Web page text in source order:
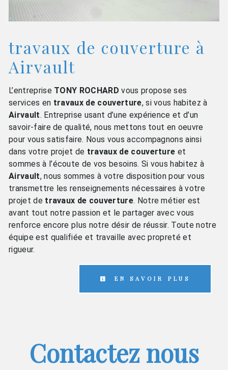
travaux de couverture à
Airvault
L’entreprise TONY ROCHARD vous propose ses
services en travaux de couverture, si vous habitez à
Airvault. Entreprise usant d’une expérience et d’un
savoir-faire de qualité, nous mettons tout en oeuvre
pour vous satisfaire. Nous vous accompagnons ainsi
dans votre projet de travaux de couverture et
sommes à l’écoute de vos besoins. Si vous habitez à
Airvault, nous sommes à votre disposition pour vous
transmettre les renseignements nécessaires à votre
projet de travaux de couverture. Notre métier est
avant tout notre passion et le partager avec vous
renforce encore plus notre désir de réussir. Toute notre
équipe est qualifiée et travaille avec propreté et
rigueur.
EN SAVOIR PLUS
Contactez nous